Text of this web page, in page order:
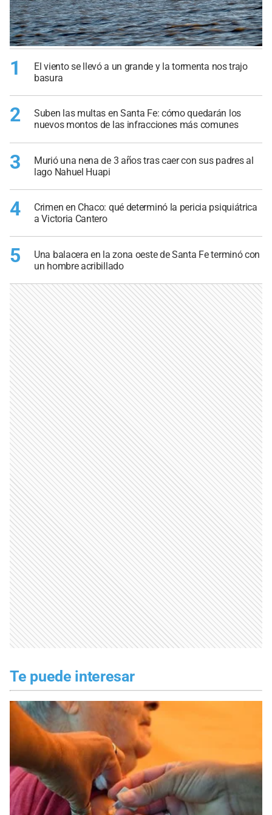
1
El viento se llevó a un grande y la tormenta nos trajo
basura
2
Suben las multas en Santa Fe: cómo quedarán los
nuevos montos de las infracciones más comunes
3
Murió una nena de 3 años tras caer con sus padres al
lago Nahuel Huapi
4
Crimen en Chaco: qué determinó la pericia psiquiátrica
a Victoria Cantero
5
Una balacera en la zona oeste de Santa Fe terminó con
un hombre acribillado
Te puede interesar